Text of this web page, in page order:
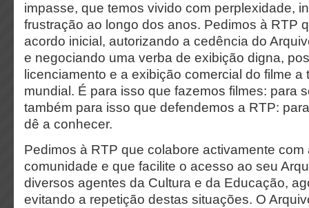
impasse, que temos vivido com perplexidade,
frustração ao longo dos anos. Pedimos à RTP
acordo inicial, autorizando a cedência do
e negociando uma verba de exibição digna,
licenciamento e a exibição comercial do filme
mundial. É para isso que fazemos filmes: para
também para isso que defendemos a RTP:
dê a conhecer.
Pedimos à RTP que colabore activamente com
comunidade e que facilite o acesso ao seu
diversos agentes da Cultura e da Educação,
evitando a repetição destas situações. O